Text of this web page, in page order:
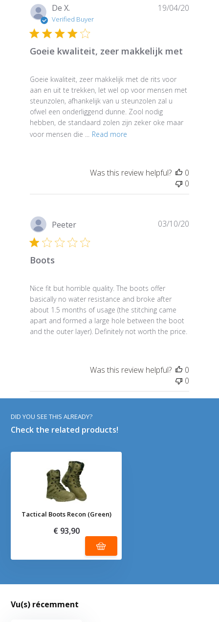
De X.
Verified Buyer
Goeie kwaliteit, zeer makkelijk met
Goeie kwaliteit, zeer makkelijk met de rits voor
aan en uit te trekken, let wel op voor mensen met
steunzolen, afhankelijk van u steunzolen zal u
ofwel een onderliggend dunne. Zool nodig
hebben, de standaard zolen zijn zeker oke maar
voor mensen die ...
Read more
19/04/20
Was this review helpful?
0
0
Peeter
Boots
Nice fit but horrible quality. The boots offer
basically no water resistance and broke after
about 1.5 months of usage (the stitching came
apart and formed a large hole between the boot
and the outer layer). Definitely not worth the price.
03/10/20
Was this review helpful?
0
0
DID YOU SEE THIS ALREADY?
Check the related products!
Tactical Boots Recon (Green)
€ 93,90
Vu(s) récemment